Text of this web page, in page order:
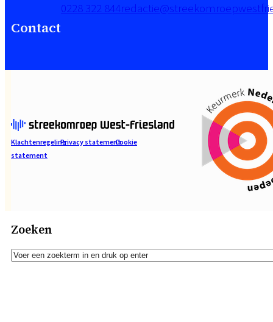
Contact
0228 322 844
KlachtenregelingPrivacy statementCookie
statement
Zoeken
Zoeken